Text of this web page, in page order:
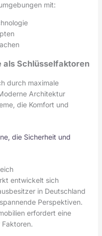
mit:
Schlüsselfaktoren
durch maximale
Architektur
die Komfort und
die Sicherheit und
entwickelt sich
in Deutschland
Perspektiven.
erfordert eine